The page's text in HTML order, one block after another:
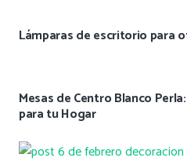
Lámparas de escritorio para
Mesas de Centro Blanco
para tu Hogar